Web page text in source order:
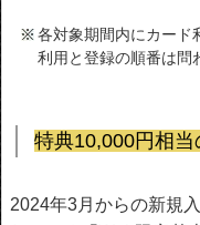
各対象期間内にカード
利用と登録の順番は問
特典10,000円相当
2024年3月からの新規